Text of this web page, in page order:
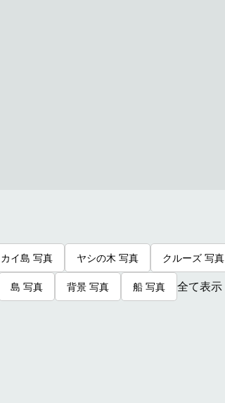
イ島 写真 ヤシの木 写真 クルーズ 写真
島 写真 背景 写真 船 写真 全て表示